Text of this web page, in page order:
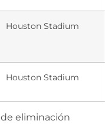
Houston Stadium
Houston Stadium
de eliminación